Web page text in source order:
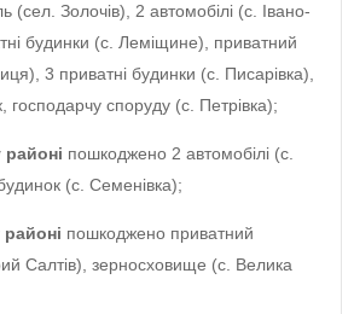
(сел. Золочів), 2 автомобілі (с. Івано-
будинки (с. Леміщине), приватний
3 приватні будинки (с. Писарівка),
господарчу споруду (с. Петрівка);
пошкоджено 2 автомобілі (с.
(с. Семенівка);
пошкоджено приватний
Салтів), зерносховище (с. Велика